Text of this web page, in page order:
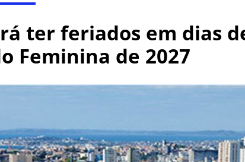
ter feriados em dias
Feminina de 2027